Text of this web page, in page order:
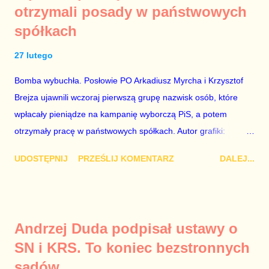
rządzącej i – przynajmniej formalnie – drugiej osoby w
państwie, sprawy prywatne nie tylko stają się publiczne, ale też
całego państwa. Zastrzeżenie „jeśli są prawdziwe” jest
konieczne, ponieważ mamy do czynienia z medium o
wyjątkowo wątpliwej reputacji, ale mimo upływu czasu,
informacje nie zostały w żaden sposób zdementowane, a
oskarżany polityk milczy. Tygod...
otrzymali posady w państwowych
spółkach
27 lutego
Bomba wybuchła. Posłowie PO Arkadiusz Myrcha i Krzysztof
Brejza ujawnili wczoraj pierwszą grupę nazwisk osób, które
wpłacały pieniądze na kampanię wyborczą PiS, a potem
otrzymały pracę w państwowych spółkach. Autor grafiki:
polityków PO na ten temat. Pokazanie kilkunastu przypadków
PiS, a następnie uzyskują stanowiska w spółkach Skarbu
Państwa ze względu na to, że partia PiS obsadziła zarządy
tych spółek i wymienia profesjonalistów na kadry partyjne.
UDOSTĘPNIJ PRZEŚLIJ KOMENTARZ DALEJ...
Andrzej Duda podpisał ustawy o
SN i KRS. To koniec bezstronnych